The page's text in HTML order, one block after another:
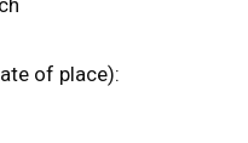
of place):